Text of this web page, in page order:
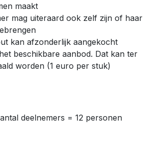
maakt
mag uiteraard ook zelf zijn of haar
kan afzonderlijk aangekocht
beschikbare aanbod. Dat kan ter
worden (1 euro per stuk)
deelnemers = 12 personen